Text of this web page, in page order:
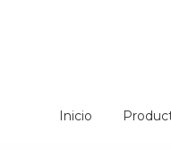
Inicio